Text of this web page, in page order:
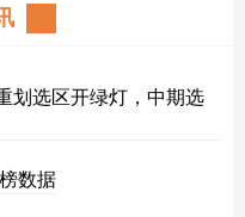
划选区开绿灯，中期选
数据